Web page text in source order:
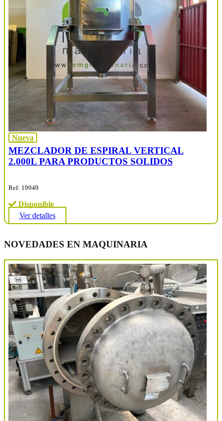
Nueva
MEZCLADOR DE ESPIRAL VERTICAL
2.000L PARA PRODUCTOS SOLIDOS
Ref: 19949
Disponible
Ver detalles
NOVEDADES EN MAQUINARIA